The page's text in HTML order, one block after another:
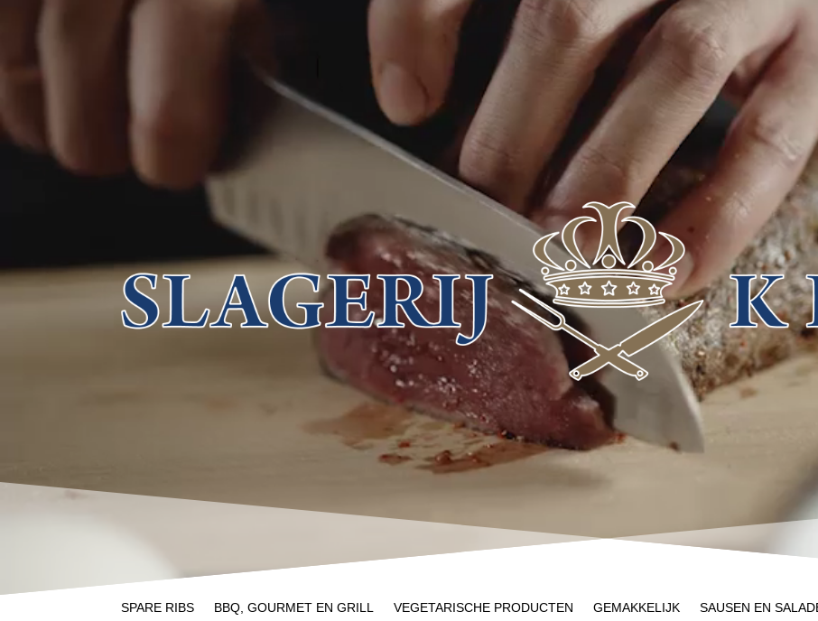
SPARE RIBS BBQ, GOURMET EN GRILL VEGETARISCHE PRODUCTEN GEMAKKELIJK SAUSEN EN